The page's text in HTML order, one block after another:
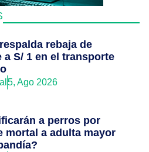
rebaja de
a S/ 1 en el transporte
5, Ago 2026
a perros por
mortal a adulta mayor